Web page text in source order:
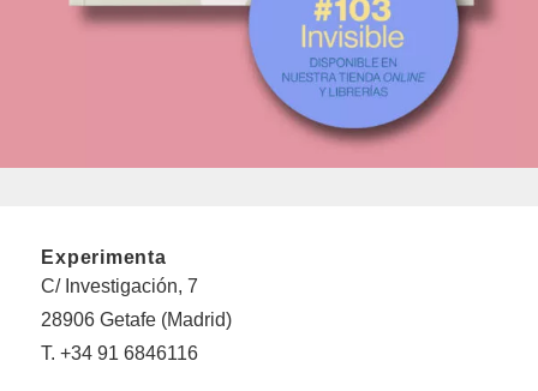
Experimenta
C/ Investigación, 7
28906 Getafe (Madrid)
T. +34 91 6846116